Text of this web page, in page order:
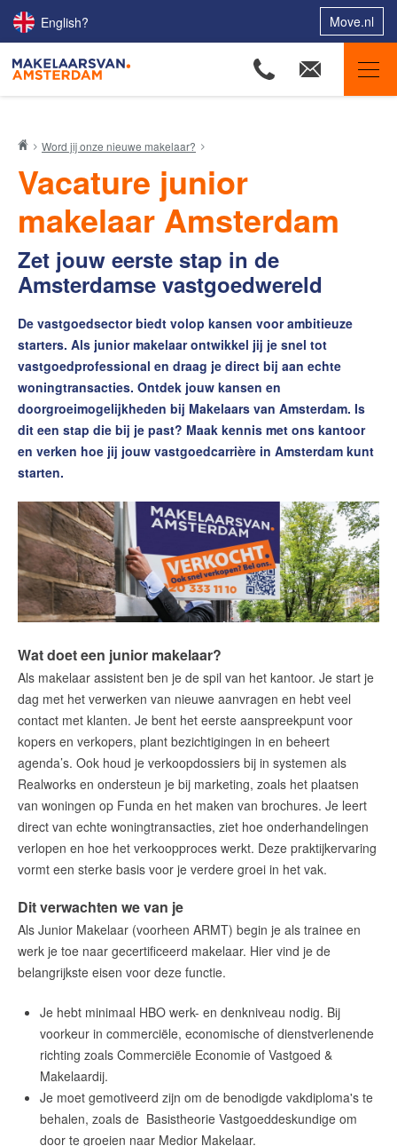
English? Move.nl
Ons aanbod
Woningzoekers
Onze makelaars
Onze expertises
Huis verkopen
Huis kopen
Uw huis verhuren
Onze diensten
Contact
Word jij onze nieuwe makelaar?
Zelfstandig makelaar worden bij Makelaars van
Vacature Zelfstandig Register Makelaar
Vacature Senior Zelfstandig Makelaar
Vacature Medior Zelfstandig Makelaar
Vacature Junior Zelfstandig makelaar
Vacature Trainee Zelfstandig Makelaar
Ons verdienmodel
Selectie & toelating
Ons groeimodel
Ons kostenmodel
Ontdek jouw kansen in ons hele werkgebied
Vacature junior makelaar Amsterdam
Woning Waarde Adviesdagen
De waarde van uw woning
Blog
De Amsterdamse woningmarkt
verandert
Amsterdam
Maak een afspraak
Makelaars van Amsterdam
Word jij onze nieuwe makelaar?
Vacature junior
makelaar Amsterdam
Zet jouw eerste stap in de
Amsterdamse vastgoedwereld
De vastgoedsector biedt volop kansen voor ambitieuze
starters. Als junior makelaar ontwikkel jij je snel tot
vastgoedprofessional en draag je direct bij aan echte
woningtransacties. Ontdek jouw kansen en
doorgroeimogelijkheden bij Makelaars van Amsterdam. Is
dit een stap die bij je past? Maak kennis met ons kantoor
en verken hoe jij jouw vastgoedcarrière in Amsterdam kunt
starten.
Wat doet een junior makelaar?
Als makelaar assistent ben je de spil van het kantoor. Je start je
dag met het verwerken van nieuwe aanvragen en hebt veel
contact met klanten. Je bent het eerste aanspreekpunt voor
kopers en verkopers, plant bezichtigingen in en beheert
agenda’s. Ook houd je verkoopdossiers bij in systemen als
Realworks en ondersteun je bij marketing, zoals het plaatsen
van woningen op Funda en het maken van brochures. Je leert
direct van echte woningtransacties, ziet hoe onderhandelingen
verlopen en hoe het verkoopproces werkt. Deze praktijkervaring
vormt een sterke basis voor je verdere groei in het vak.
Dit verwachten we van je
Als Junior Makelaar (voorheen ARMT) begin je als trainee en
werk je toe naar gecertificeerd makelaar. Hier vind je de
belangrijkste eisen voor deze functie.
Je hebt minimaal HBO werk- en denkniveau nodig. Bij
voorkeur in commerciële, economische of dienstverlenende
richting zoals Commerciële Economie of Vastgoed &
Makelaardij.
Je moet gemotiveerd zijn om de benodigde vakdiploma's te
behalen, zoals de Basistheorie Vastgoeddeskundige om
door te groeien naar Medior Makelaar.